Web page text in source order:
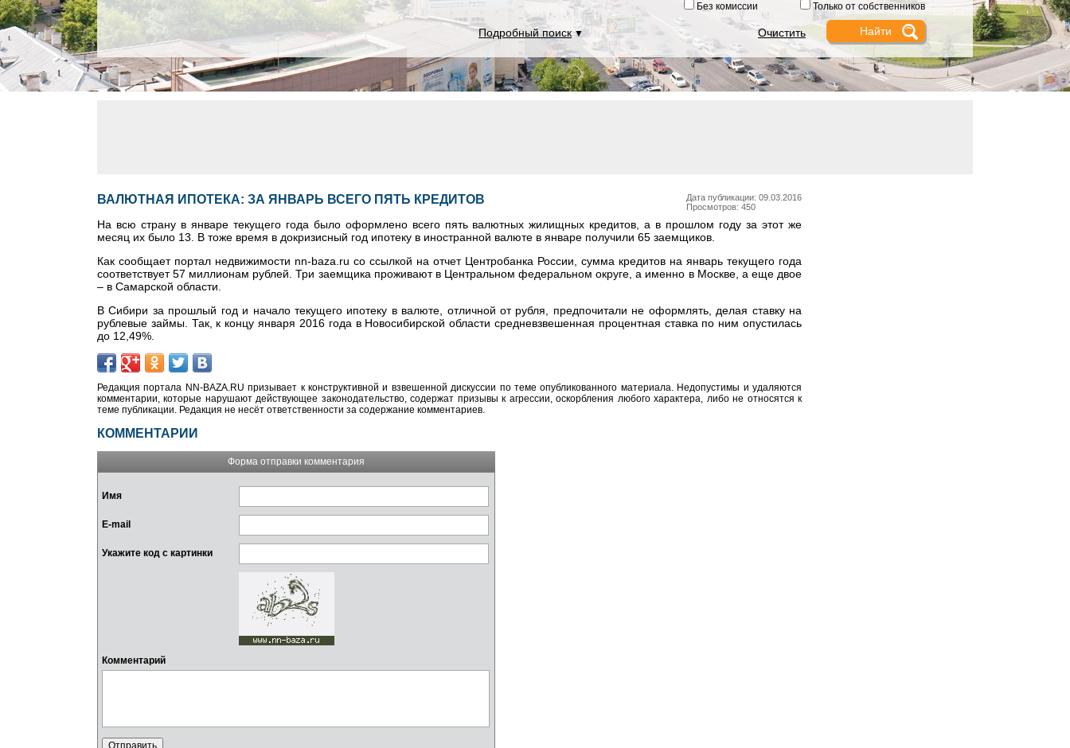
Без комиссии Только от собственников
Подробный поиск▼ Очистить
Дата публикации: 09.03.2016
Просмотров: 450
ВАЛЮТНАЯ ИПОТЕКА: ЗА ЯНВАРЬ ВСЕГО ПЯТЬ КРЕДИТОВ
На всю страну в январе текущего года было оформлено всего пять валютных жилищных кредитов, а в прошлом году за этот же
месяц их было 13. В тоже время в докризисный год ипотеку в иностранной валюте в январе получили 65 заемщиков.
Как сообщает портал недвижимости nn-baza.ru со ссылкой на отчет Центробанка России, сумма кредитов на январь текущего года
соответствует 57 миллионам рублей. Три заемщика проживают в Центральном федеральном округе, а именно в Москве, а еще двое
– в Самарской области.
В Сибири за прошлый год и начало текущего ипотеку в валюте, отличной от рубля, предпочитали не оформлять, делая ставку на
рублевые займы. Так, к концу января 2016 года в Новосибирской области средневзвешенная процентная ставка по ним опустилась
до 12,49%.
Редакция портала NN-BAZA.RU призывает к конструктивной и взвешенной дискуссии по теме опубликованного материала. Недопустимы и удаляются
комментарии, которые нарушают действующее законодательство, содержат призывы к агрессии, оскорбления любого характера, либо не относятся к
теме публикации. Редакция не несёт ответственности за содержание комментариев.
КОММЕНТАРИИ
Форма отправки комментария
Имя
E-mail
Укажите код с картинки
Комментарий